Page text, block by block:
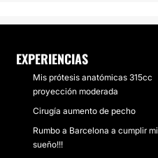
EXPERIENCIAS
Mis prótesis anatómicas 315cc
proyección moderada
Cirugía aumento de pecho
Rumbo a Barcelona a cumplir mi
sueño!!!